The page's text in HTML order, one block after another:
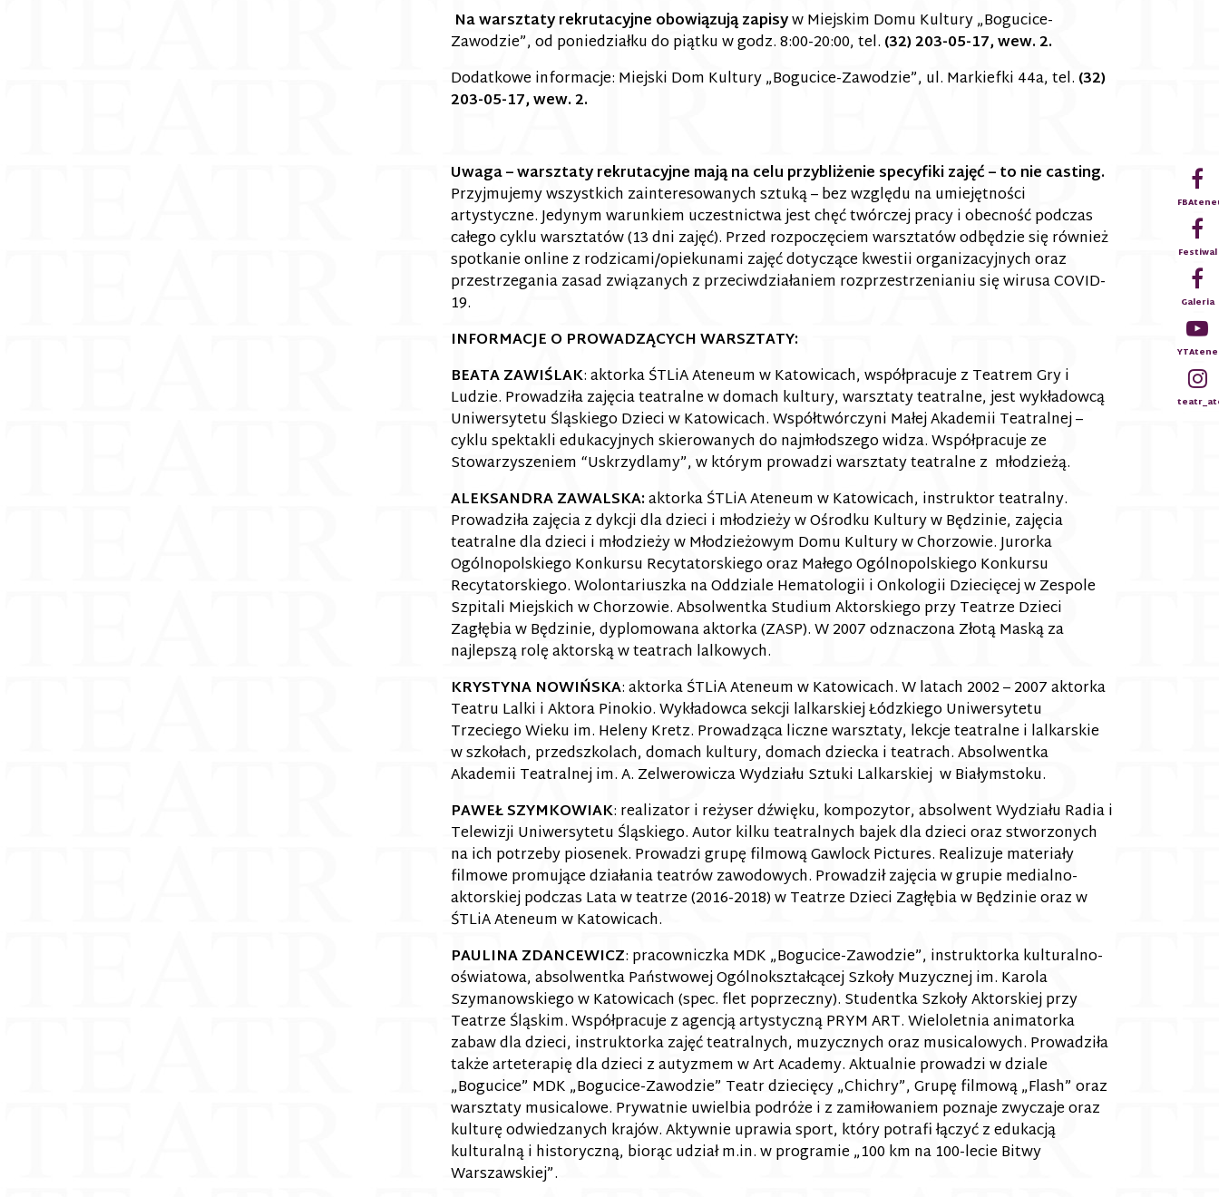
Na warsztaty rekrutacyjne obowiązują zapisyw Miejskim Domu Kultury „Bogucice-
Zawodzie”, od poniedziałku do piątku w godz. 8:00-20:00, tel. (32) 203-05-17, wew. 2.
Dodatkowe informacje: Miejski Dom Kultury „Bogucice-Zawodzie”, ul. Markiefki 44a, tel. (32)
203-05-17, wew. 2.
Uwaga – warsztaty rekrutacyjne mają na celu przybliżenie specyfiki zajęć – to nie casting.
Przyjmujemy wszystkich zainteresowanych sztuką – bez względu na umiejętności
artystyczne. Jedynym warunkiem uczestnictwa jest chęć twórczej pracy i obecność podczas
całego cyklu warsztatów (13 dni zajęć). Przed rozpoczęciem warsztatów odbędzie się również
spotkanie online z rodzicami/opiekunami zajęć dotyczące kwestii organizacyjnych oraz
przestrzegania zasad związanych z przeciwdziałaniem rozprzestrzenianiu się wirusa COVID-
19.
INFORMACJE O PROWADZĄCYCH WARSZTATY:
BEATA ZAWIŚLAK: aktorka ŚTLiA Ateneum w Katowicach, współpracuje z Teatrem Gry i
Ludzie. Prowadziła zajęcia teatralne w domach kultury, warsztaty teatralne, jest wykładowcą
Uniwersytetu Śląskiego Dzieci w Katowicach. Współtwórczyni Małej Akademii Teatralnej –
cyklu spektakli edukacyjnych skierowanych do najmłodszego widza. Współpracuje ze
Stowarzyszeniem “Uskrzydlamy”, w którym prowadzi warsztaty teatralne z młodzieżą.
ALEKSANDRA ZAWALSKA:aktorka ŚTLiA Ateneum w Katowicach, instruktor teatralny.
Prowadziła zajęcia z dykcji dla dzieci i młodzieży w Ośrodku Kultury w Będzinie, zajęcia
teatralne dla dzieci i młodzieży w Młodzieżowym Domu Kultury w Chorzowie. Jurorka
Ogólnopolskiego Konkursu Recytatorskiego oraz Małego Ogólnopolskiego Konkursu
Recytatorskiego. Wolontariuszka na Oddziale Hematologii i Onkologii Dziecięcej w Zespole
Szpitali Miejskich w Chorzowie. Absolwentka Studium Aktorskiego przy Teatrze Dzieci
Zagłębia w Będzinie, dyplomowana aktorka (ZASP). W 2007 odznaczona Złotą Maską za
najlepszą rolę aktorską w teatrach lalkowych.
KRYSTYNA NOWIŃSKA: aktorka ŚTLiA Ateneum w Katowicach. W latach 2002 – 2007 aktorka
Teatru Lalki i Aktora Pinokio. Wykładowca sekcji lalkarskiej Łódzkiego Uniwersytetu
Trzeciego Wieku im. Heleny Kretz. Prowadząca liczne warsztaty, lekcje teatralne i lalkarskie
w szkołach, przedszkolach, domach kultury, domach dziecka i teatrach. Absolwentka
Akademii Teatralnej im. A. Zelwerowicza Wydziału Sztuki Lalkarskiej w Białymstoku.
PAWEŁ SZYMKOWIAK: realizator i reżyser dźwięku, kompozytor, absolwent Wydziału Radia i
Telewizji Uniwersytetu Śląskiego. Autor kilku teatralnych bajek dla dzieci oraz stworzonych
na ich potrzeby piosenek. Prowadzi grupę filmową Gawlock Pictures. Realizuje materiały
filmowe promujące działania teatrów zawodowych. Prowadził zajęcia w grupie medialno-
aktorskiej podczas Lata w teatrze (2016-2018) w Teatrze Dzieci Zagłębia w Będzinie oraz w
ŚTLiA Ateneum w Katowicach.
PAULINA ZDANCEWICZ: pracowniczka MDK „Bogucice-Zawodzie”, instruktorka kulturalno-
oświatowa, absolwentka Państwowej Ogólnokształcącej Szkoły Muzycznej im. Karola
Szymanowskiego w Katowicach (spec. flet poprzeczny). Studentka Szkoły Aktorskiej przy
Teatrze Śląskim. Współpracuje z agencją artystyczną PRYM ART. Wieloletnia animatorka
zabaw dla dzieci, instruktorka zajęć teatralnych, muzycznych oraz musicalowych. Prowadziła
także arteterapię dla dzieci z autyzmem w Art Academy. Aktualnie prowadzi w dziale
„Bogucice” MDK „Bogucice-Zawodzie” Teatr dziecięcy „Chichry”, Grupę filmową „Flash” oraz
warsztaty musicalowe. Prywatnie uwielbia podróże i z zamiłowaniem poznaje zwyczaje oraz
kulturę odwiedzanych krajów. Aktywnie uprawia sport, który potrafi łączyć z edukacją
kulturalną i historyczną, biorąc udział m.in. w programie „100 km na 100-lecie Bitwy
Warszawskiej”.
Festiwal
Galeria